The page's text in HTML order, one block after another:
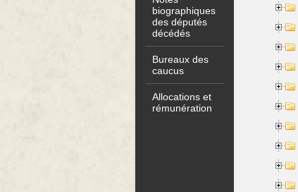
biographiques
des députés
décédés
Bureaux des
caucus
Allocations et
rémunération